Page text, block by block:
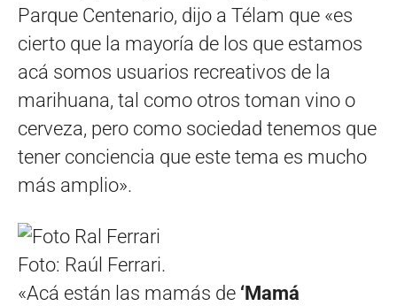
Parque Centenario, dijo a Télam que «es
cierto que la mayoría de los que estamos
acá somos usuarios recreativos de la
marihuana, tal como otros toman vino o
cerveza, pero como sociedad tenemos que
tener conciencia que este tema es mucho
más amplio».
Foto: Raúl Ferrari.
«Acá están las mamás de ‘Mamá